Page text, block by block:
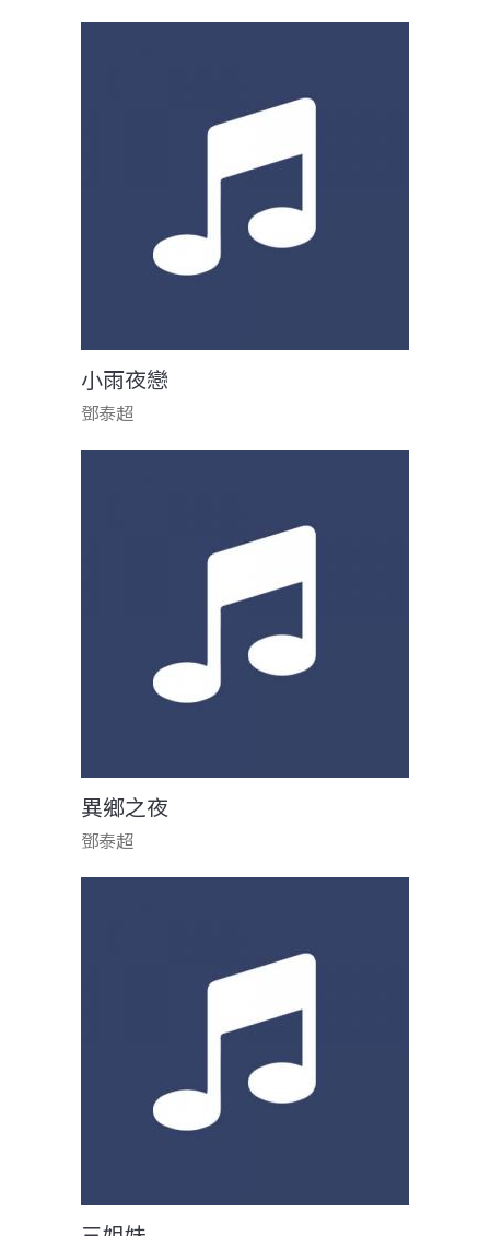
小雨夜戀
鄧泰超
異鄉之夜
鄧泰超